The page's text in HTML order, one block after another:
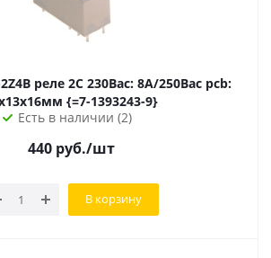
250Вac pcb:
29х13х16мм {=7-1393243-9}
Есть в наличии (2)
440руб./шт
В корзину